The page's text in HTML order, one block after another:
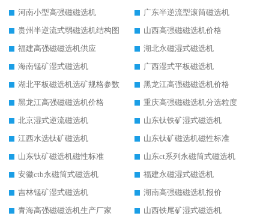
河南小型高强磁磁选机
广东半逆流型滚筒磁选机
贵州半逆流式弱磁选机结构图
山西高强磁磁选机价格
福建高强磁磁选机供应
湖北永磁湿式磁选机
海南锰矿湿式磁选机
广西湿式平板磁选机
湖北平板磁选机选矿规格参数
黑龙江高强磁磁选机价格
黑龙江高强磁磁选机价格
重庆高强磁磁选机分选粒度
北京湿式逆流磁选机
山东钛铁矿湿式磁选机
江西水选钛矿磁选机
山东钛矿磁选机磁性标准
山东钛矿磁选机磁性标准
山东ct系列永磁筒式磁选机
安徽ctb永磁筒式磁选机
福建永磁湿式磁选机
吉林锰矿湿式磁选机
湖南高强磁磁选机报价
青海高强磁磁选机生产厂家
山西铁尾矿湿式磁选机